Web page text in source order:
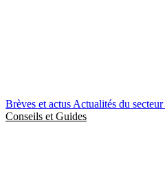
Brèves et actus Actualités du secteur
Conseils et Guides